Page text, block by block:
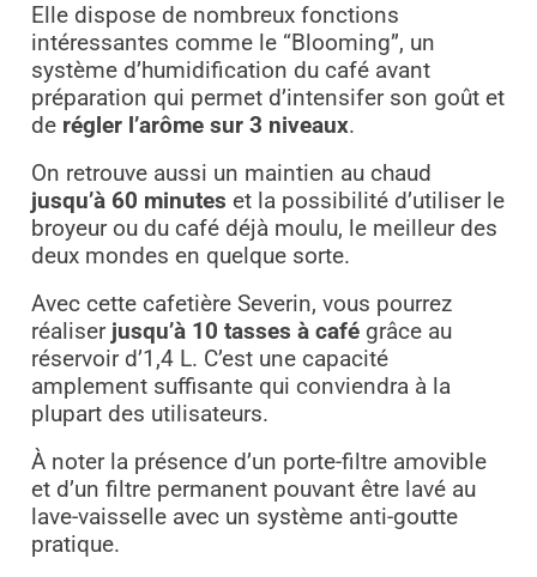
Elle dispose de nombreux fonctions
intéressantes comme le “Blooming”, un
système d’humidification du café avant
préparation qui permet d’intensifer son goût et
de régler l’arôme sur 3 niveaux.
On retrouve aussi un maintien au chaud
jusqu’à 60 minutes et la possibilité d’utiliser le
broyeur ou du café déjà moulu, le meilleur des
deux mondes en quelque sorte.
Avec cette cafetière Severin, vous pourrez
réaliser jusqu’à 10 tasses à cafégrâce au
réservoir d’1,4 L. C’est une capacité
amplement suffisante qui conviendra à la
plupart des utilisateurs.
À noter la présence d’un porte-filtre amovible
et d’un filtre permanent pouvant être lavé au
lave-vaisselle avec un système anti-goutte
pratique.